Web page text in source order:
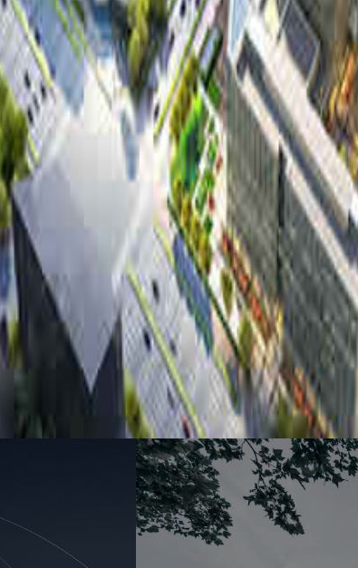
38万㎡，容积率为1.2，由中交地产和花样年地产联合
三社一溪的“五味”园林景观体系，复刻绍兴老城的